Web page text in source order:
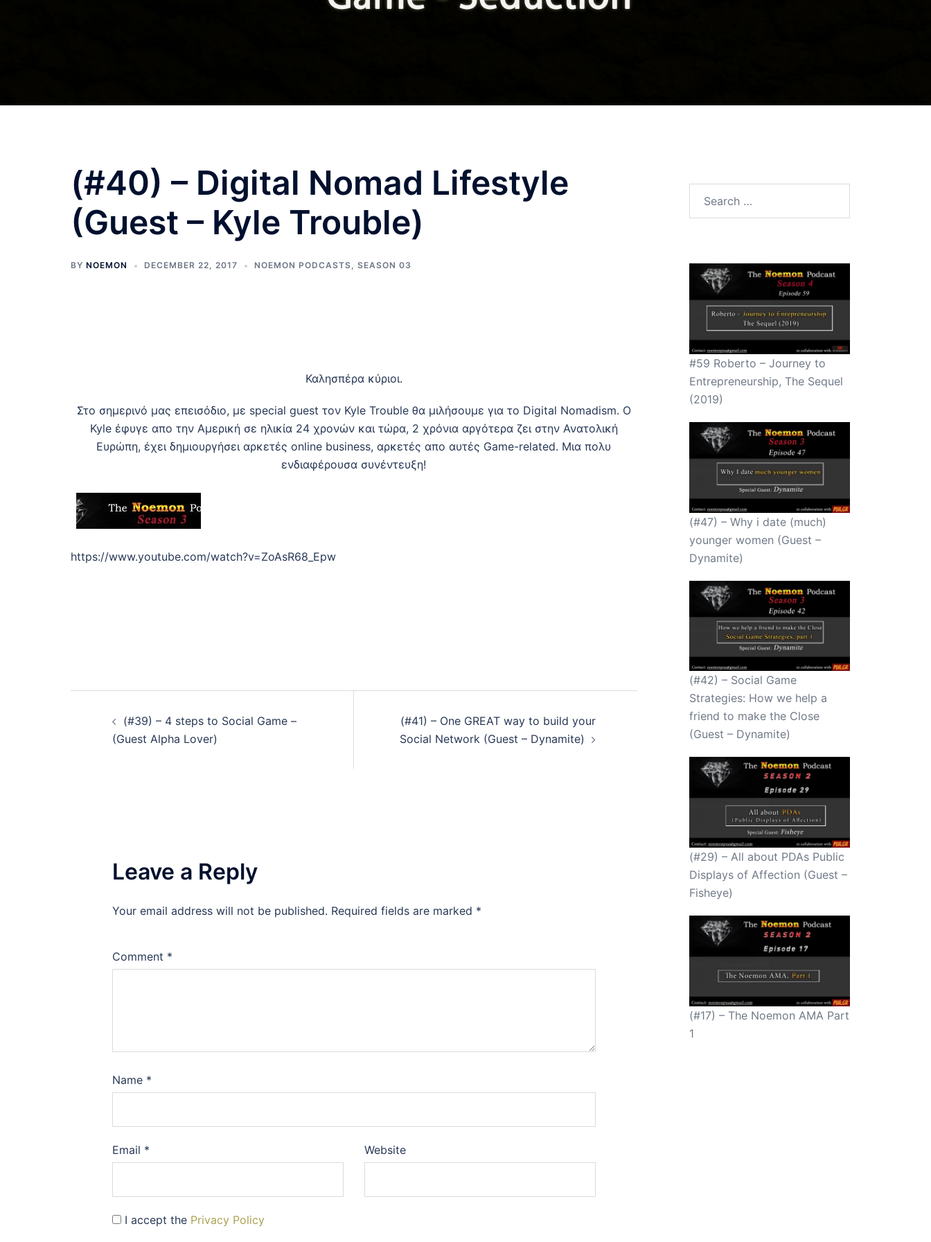
(#40) – Digital Nomad Lifestyle
(Guest – Kyle Trouble)
BY NOEMON DECEMBER 22, 2017 NOEMON PODCASTS, SEASON 03
Καλησπέρα κύριοι.
Στο σημερινό μας επεισόδιο, με special guest τον Kyle Trouble θα μιλήσουμε για το Digital Nomadism. Ο
Kyle έφυγε απο την Αμερική σε ηλικία 24 χρονών και τώρα, 2 χρόνια αργότερα ζει στην Ανατολική
Ευρώπη, έχει δημιουργήσει αρκετές online business, αρκετές απο αυτές Game-related. Μια πολυ
ενδιαφέρουσα συνέντευξη!
https://www.youtube.com/watch?v=ZoAsR68_Epw
navigation
(#39) – 4 steps to Social Game –
(Guest Alpha Lover)
(#41) – One GREAT way to build your
Social Network (Guest – Dynamite)
Leave a Reply
Your email address will not be published. Required fields are marked *
Comment *
Name *
Email * Website
I accept the Privacy Policy
#59 Roberto – Journey to
Entrepreneurship, The Sequel
(2019)
(#47) – Why i date (much)
younger women (Guest –
Dynamite)
(#42) – Social Game
Strategies: How we help a
friend to make the Close
(Guest – Dynamite)
(#29) – All about PDAs Public
Displays of Affection (Guest –
Fisheye)
(#17) – The Noemon AMA Part
1